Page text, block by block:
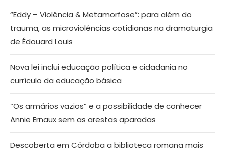
“Eddy – Violência & Metamorfose”: para além do
trauma, as microviolências cotidianas na dramaturgia
de Édouard Louis
Nova lei inclui educação política e cidadania no
currículo da educação básica
“Os armários vazios” e a possibilidade de conhecer
Annie Ernaux sem as arestas aparadas
Descoberta em Córdoba a biblioteca romana mais